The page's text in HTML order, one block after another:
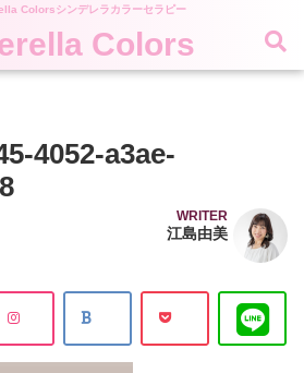
Colorsシンデレラカラーセラピー
Colors
4052-a3ae-
WRITER
江島由美